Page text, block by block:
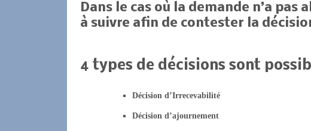
Dans le cas où la demande n’a pas
à suivre afin de contester la
4 types de décisions sont
Décision d’Irrecevabilité
Décision d’ajournement